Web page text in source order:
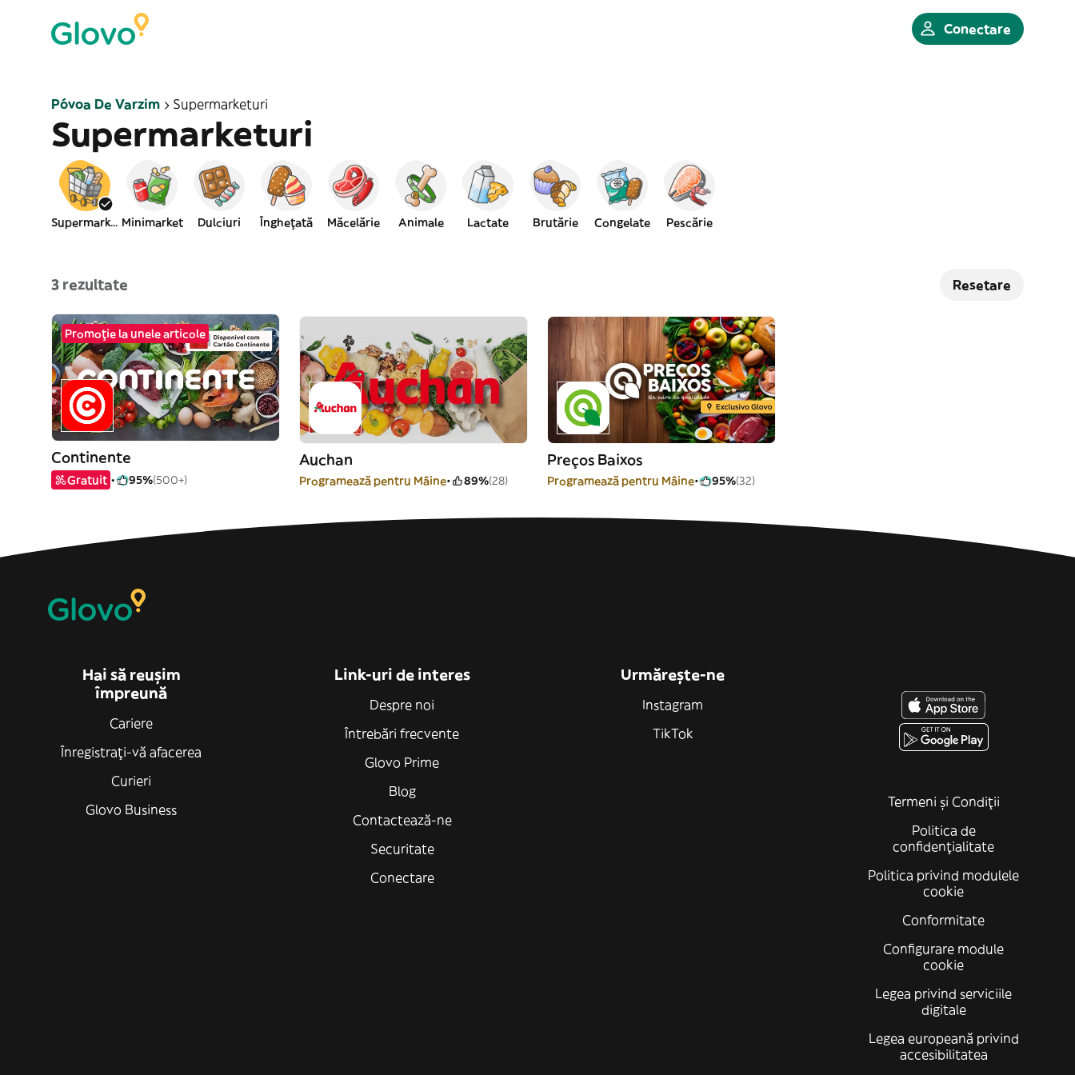
Conectare
Póvoa De Varzim Supermarketuri
Supermarketuri
Supermarket Minimarket Dulciuri Înghețată Măcelărie Animale Lactate Brutărie Congelate Pescărie
3 rezultate Resetare
Promoție la unele articole
Continente
Gratuit 95%(500+)
Auchan
Programează pentru Mâine 89%(28)
Preços Baixos
Programează pentru Mâine 95%(32)
Hai să reușim
împreună
Cariere
Înregistrați-vă afacerea
Curieri
Glovo Business
Link-uri de interes
Despre noi
Întrebări frecvente
Glovo Prime
Blog
Contactează-ne
Securitate
Conectare
Urmărește-ne
Instagram
TikTok
Termeni și Condiții
Politica de
confidenţialitate
Politica privind modulele
cookie
Conformitate
Configurare module
cookie
Legea privind serviciile
digitale
Legea europeană privind
accesibilitatea